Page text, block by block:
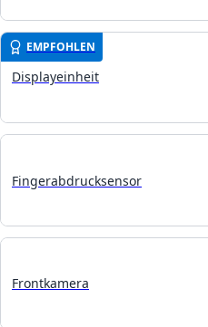
EMPFOHLEN
Displayeinheit
Fingerabdrucksensor
Frontkamera